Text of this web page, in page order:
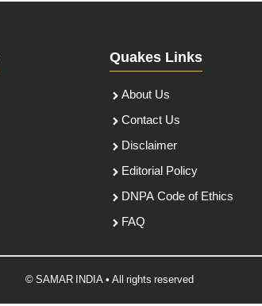
Quakes Links
About Us
Contact Us
Disclaimer
Editorial Policy
DNPA Code of Ethics
FAQ
© SAMAR INDIA • All rights reserved